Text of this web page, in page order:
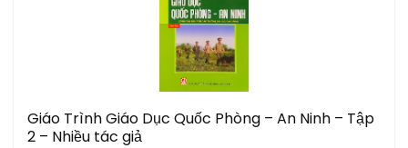
Giáo Trình Giáo Dục Quốc Phòng – An Ninh – Tập
2 – Nhiều tác giả